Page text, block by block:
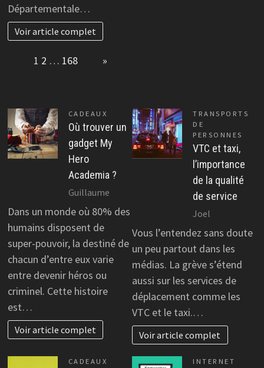
Départementale…
Voir article complet
1 2 … 168 »
CADEAUX
Où trouver un
gadget My
Hero
Academia ?
Guillaume
Dans un monde où 80% des
humains disposent de
super-pouvoir, la destiné de
chacun d’entre eux varie
entre devenir héros ou
criminel. Cette histoire
est…
Voir article complet
TRANSPORTS
DE
PERSONNES
VTC et taxi,
l’importance
de la qualité
de service
Joel
Vous l’entendez sans doute
un peu partout dans les
médias. La grève s’étend
aussi sur les services de
déplacement comme les
VTC et le taxi.…
Voir article complet
CADEAUX INTERNET